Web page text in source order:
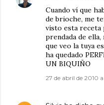
Cuando ví que
de brioche, me
visto esta receta
prendada de
que veo la tuya
ha quedado
UN BIQUIÑO
27 de abril de 2010